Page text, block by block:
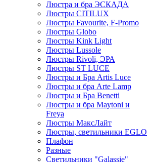
Люстра и бра ЭСКАДА
Люстры CITILUX
Люстры Favourite, F-Promo
Люстры Globo
Люстры Kink Light
Люстры Lussole
Люстры Rivoli, ЭРА
Люстры ST LUCE
Люстры и Бра Artis Luce
Люстры и бра Arte Lamp
Люстры и Бра Benetti
Люстры и бра Maytoni и
Freya
Люстры МаксЛайт
Люстры, светильники EGLO
Плафон
Разные
Светильники "Galassie"